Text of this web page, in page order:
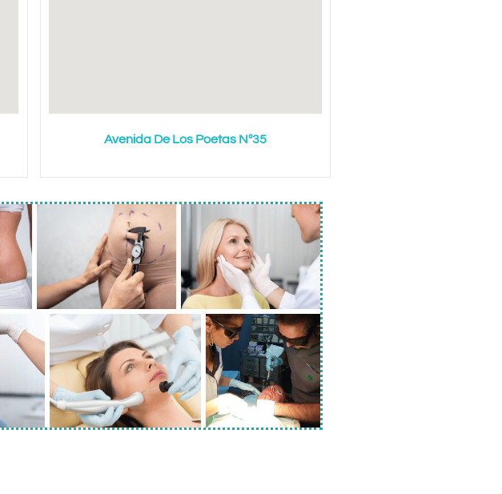
Avenida De Los Poetas Nº35